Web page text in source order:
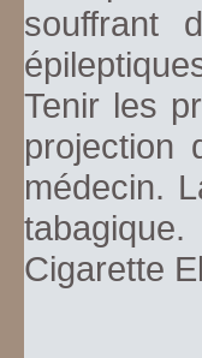
souffrant
Tenir les
projection
médecin.
Cigarette